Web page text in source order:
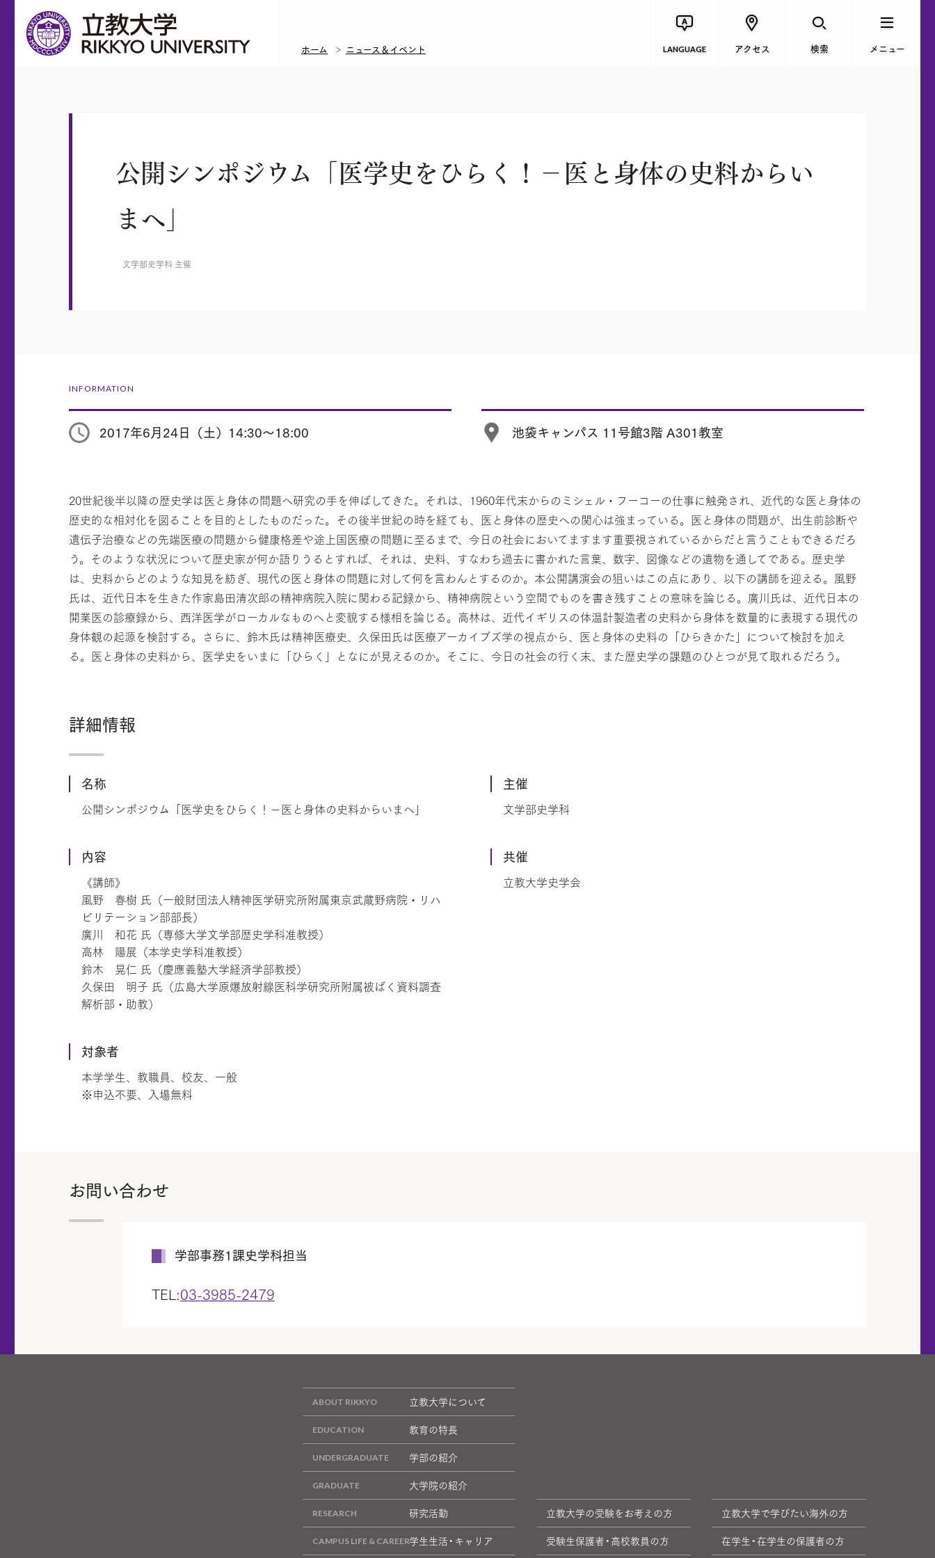
ホーム ニュース＆イベント LANGUAGE アクセス 検索 メニュー
公開シンポジウム「医学史をひらく！－医と身体の史料からい
まへ」
文学部史学科 主催
INFORMATION
2017年6月24日（土）14:30～18:00 池袋キャンパス 11号館3階 A301教室
20世紀後半以降の歴史学は医と身体の問題へ研究の手を伸ばしてきた。それは、1960年代末からのミシェル・フーコーの仕事に触発され、近代的な医と身体の
歴史的な相対化を図ることを目的としたものだった。その後半世紀の時を経ても、医と身体の歴史への関心は強まっている。医と身体の問題が、出生前診断や
遺伝子治療などの先端医療の問題から健康格差や途上国医療の問題に至るまで、今日の社会においてますます重要視されているからだと言うこともできるだろ
う。そのような状況について歴史家が何か語りうるとすれば、それは、史料、すなわち過去に書かれた言葉、数字、図像などの遺物を通してである。歴史学
は、史料からどのような知見を紡ぎ、現代の医と身体の問題に対して何を言わんとするのか。本公開講演会の狙いはこの点にあり、以下の講師を迎える。風野
氏は、近代日本を生きた作家島田清次郎の精神病院入院に関わる記録から、精神病院という空間でものを書き残すことの意味を論じる。廣川氏は、近代日本の
開業医の診療録から、西洋医学がローカルなものへと変貌する様相を論じる。高林は、近代イギリスの体温計製造者の史料から身体を数量的に表現する現代の
身体観の起源を検討する。さらに、鈴木氏は精神医療史、久保田氏は医療アーカイブズ学の視点から、医と身体の史料の「ひらきかた」について検討を加え
る。医と身体の史料から、医学史をいまに「ひらく」となにが見えるのか。そこに、今日の社会の行く末、また歴史学の課題のひとつが見て取れるだろう。
詳細情報
名称
公開シンポジウム「医学史をひらく！－医と身体の史料からいまへ」
内容
《講師》
風野 春樹 氏（一般財団法人精神医学研究所附属東京武蔵野病院・リハ
ビリテーション部部長）
廣川 和花 氏（専修大学文学部歴史学科准教授）
高林 陽展（本学史学科准教授）
鈴木 晃仁 氏（慶應義塾大学経済学部教授）
久保田 明子 氏（広島大学原爆放射線医科学研究所附属被ばく資料調査
解析部・助教）
対象者
本学学生、教職員、校友、一般
※申込不要、入場無料
主催
文学部史学科
共催
立教大学史学会
お問い合わせ
学部事務1課史学科担当
TEL:03-3985-2479
立教大学について
教育の特長
学部の紹介
大学院の紹介
研究活動
学生生活・キャリア
立教大学の受験をお考えの方
立教大学で学びたい海外の方
受験生保護者・高校教員の方
在学生・在学生の保護者の方